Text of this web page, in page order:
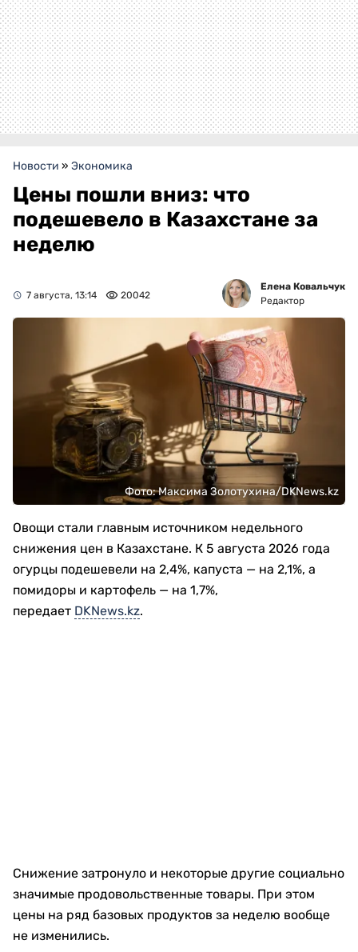
Новости » Экономика
Цены пошли вниз: что
подешевело в Казахстане за
неделю
7 августа, 13:14 20042
Елена Ковальчук
Редактор
Фото: Максима Золотухина/DKNews.kz
Овощи стали главным источником недельного
снижения цен в Казахстане. К 5 августа 2026 года
огурцы подешевели на 2,4%, капуста — на 2,1%, а
помидоры и картофель — на 1,7%,
передает DKNews.kz.
Снижение затронуло и некоторые другие социально
значимые продовольственные товары. При этом
цены на ряд базовых продуктов за неделю вообще
не изменились.